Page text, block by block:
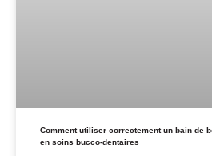
Comment utiliser correctement un bain de
en soins bucco-dentaires